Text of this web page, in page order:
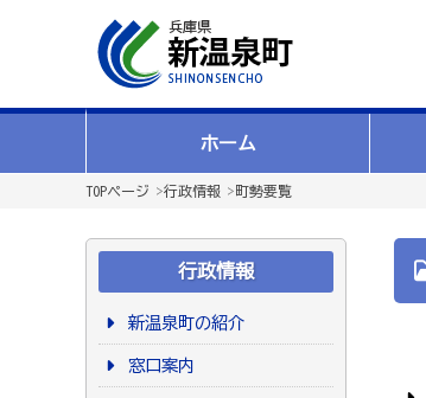
ホーム
TOPページ >行政情報 > 町勢要覧
行政情報
新温泉町の紹介
窓口案内